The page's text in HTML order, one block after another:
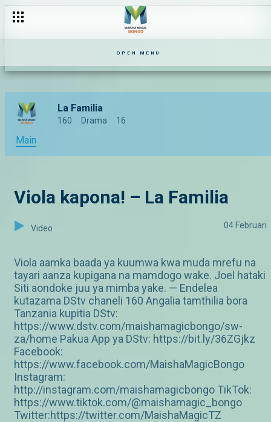
OPEN MENU
La Familia
160 Drama 16
Main
Viola kapona! – La Familia
Video 04 Februari
Viola aamka baada ya kuumwa kwa muda mrefu na
tayari aanza kupigana na mamdogo wake. Joel hataki
Siti aondoke juu ya mimba yake. — Endelea
kutazama DStv chaneli 160 Angalia tamthilia bora
Tanzania kupitia DStv:
https://www.dstv.com/maishamagicbongo/sw-
za/home Pakua App ya DStv: https://bit.ly/36ZGjkz
Facebook:
https://www.facebook.com/MaishaMagicBongo
Instagram:
http://instagram.com/maishamagicbongo TikTok:
https://www.tiktok.com/@maishamagic_bongo
Twitter:https://twitter.com/MaishaMagicTZ